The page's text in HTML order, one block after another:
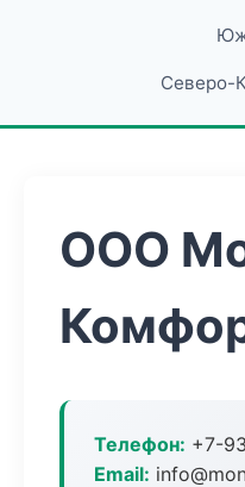
Северо-
ООО
Телефон: +7-
Email: